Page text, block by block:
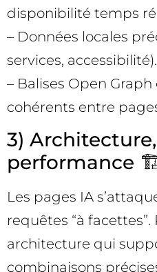
disponibilité temps
– Données locales
services, accessibilité).
– Balises Open
cohérents entre
3)
performance
Les pages IA
requêtes “à
architecture qui
combinaisons